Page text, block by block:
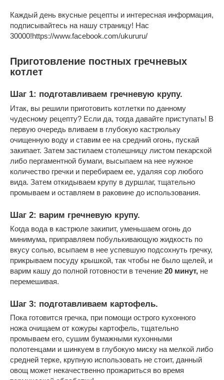
Каждый день вкусные рецепты и интересная информация,
подписывайтесь на нашу страницу! Нас
30000!https://www.facebook.com/ukururu/
Приготовление постных гречневых
котлет
Шаг 1: подготавливаем гречневую крупу.
Итак, вы решили приготовить котлетки по данному
чудесному рецепту? Если да, тогда давайте приступать! В
первую очередь вливаем в глубокую кастрюльку
очищенную воду и ставим ее на средний огонь, пускай
закипает. Затем застилаем столешницу листом пекарской
либо пергаментной бумаги, высыпаем на нее нужное
количество гречки и перебираем ее, удаляя сор любого
вида. Затем откидываем крупу в дуршлаг, тщательно
промываем и оставляем в раковине до использования.
Шаг 2: варим гречневую крупу.
Когда вода в кастрюле закипит, уменьшаем огонь до
минимума, приправляем побулькивающую жидкость по
вкусу солью, всыпаем в нее успевшую подсохнуть гречку,
прикрываем посуду крышкой, так чтобы не было щелей, и
варим кашу до полной готовности в течение 20 минут, не
перемешивая.
Шаг 3: подготавливаем картофель.
Пока готовится гречка, при помощи острого кухонного
ножа очищаем от кожуры картофель, тщательно
промываем его, сушим бумажными кухонными
полотенцами и шинкуем в глубокую миску на мелкой либо
средней терке, крупную использовать не стоит, данный
овощ может некачественно прожариться во время